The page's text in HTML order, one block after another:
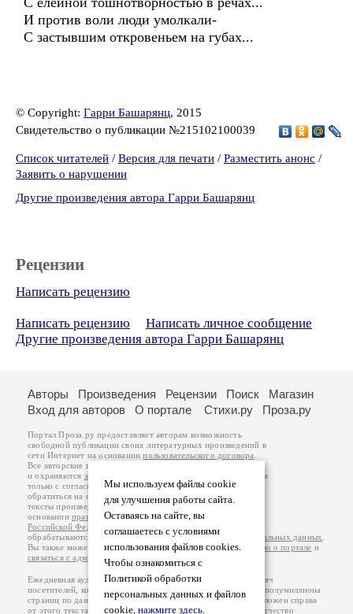
И против воли люди умолкали-
С застывшим откровеньем на губах...
© Copyright: Гарри Башарянц, 2015
Свидетельство о публикации №215102100039
Список читателей / Версия для печати / Разместить анонс /
Заявить о нарушении
Другие произведения автора Гарри Башарянц
Рецензии
Написать рецензию
Написать рецензию
Написать личное сообщение
Другие произведения автора Гарри Башарянц
Мы используем файлы cookie
для улучшения работы сайта.
Оставаясь на сайте, вы
соглашаетесь с условиями
использования файлов cookies.
Чтобы ознакомиться с
Политикой обработки
персональных данных и файлов
cookie, нажмите здесь.
Авторы Произведения Рецензии Поиск
Магазин
Вход для авторов
О портале Стихи.ру Проза.ру
Портал Проза.ру предоставляет авторам возможность
свободной публикации своих литературных произведений в
сети Интернет на основаниипользовательского договора
Все авторские права на произведения принадлежат авторам
и охраняются законом
. Перепечатка произведений возможна
только с согласия его автора, к которому вы можете
обратиться на его авторской странице. Ответственность за
тексты произведений авторы несут самостоятельно на
основанииправил публикацииизаконодательства
Российской Федерации
обрабатываются на основанииПолитики обработки персональных данных
Вы также можете посмотреть более подробнуюинформацию о портале и
связаться с администрацией
Ежедневная аудитория портала Проза.ру – порядка 100 тысяч
посетителей, которые в общей сумме просматривают более полумиллиона
страниц по данным счетчика посещаемости, который расположен справа
от этого текста. В каждой графе указано по две цифры: количество